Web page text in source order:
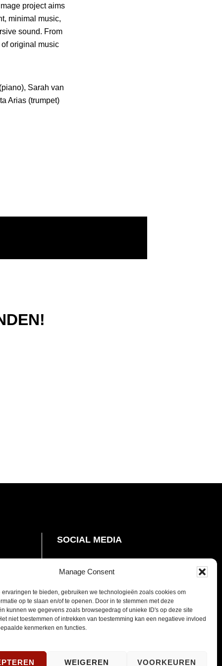
Manage Consent
ervaringen te bieden, gebruiken we technologieën zoals cookies om
op te slaan en/of te openen. Door in te stemmen met deze
kunnen we gegevens zoals browsegedrag of unieke ID's op deze site
niet toestemmen of intrekken van toestemming kan een negatieve invloed
kenmerken en functies.
WEIGEREN VOORKEUREN
project aims
minimal music,
sound. From
original music
Sarah van
Arias (trumpet)
SOCIAL MEDIA
Opent
in
nieuw
venster
Instagram